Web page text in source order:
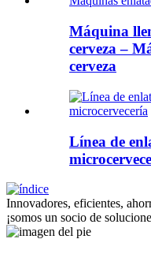
Máquina
cerveza –
cerveza
Línea de
Innovadores, eficientes,
¡somos un socio de